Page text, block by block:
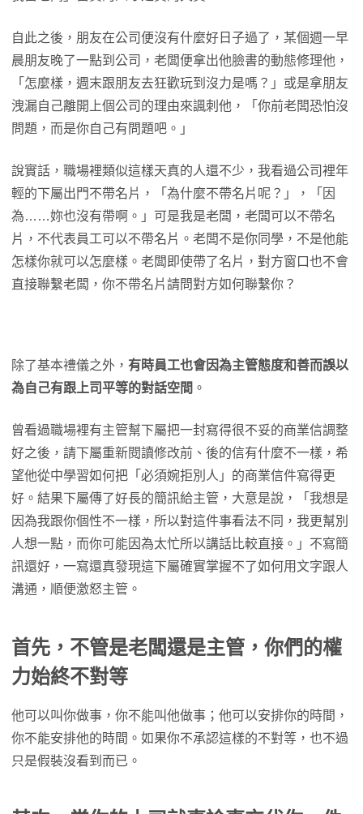
自此之後，朋友在公司便沒有什麼好日子過了，某個週一早
晨朋友晚了一點到公司，老闆便拿出他臉書的動態修理他，
「怎麼樣，週末跟朋友去狂歡玩到沒力是嗎？」或是拿朋友
洩漏自己離開上個公司的理由來諷刺他，「你前老闆恐怕沒
問題，而是你自己有問題吧。」
說實話，職場裡類似這樣天真的人還不少，我看過公司裡年
輕的下屬出門不帶名片，「為什麼不帶名片呢？」，「因
為……妳也沒有帶啊。」可是我是老闆，老闆可以不帶名
片，不代表員工可以不帶名片。老闆不是你同學，不是他能
怎樣你就可以怎麼樣。老闆即使帶了名片，對方窗口也不會
直接聯繫老闆，你不帶名片請問對方如何聯繫你？
除了基本禮儀之外， 有時員工也會因為主管態度和善而誤以
為自己有跟上司平等的對話空間 。
曾看過職場裡有主管幫下屬把一封寫得很不妥的商業信調整
好之後，請下屬重新閱讀修改前、後的信有什麼不一樣，希
望他從中學習如何把「必須婉拒別人」的商業信件寫得更
好。結果下屬傳了好長的簡訊給主管，大意是說，「我想是
因為我跟你個性不一樣，所以對這件事看法不同，我更幫別
人想一點，而你可能因為太忙所以講話比較直接。」不寫簡
訊還好，一寫還真發現這下屬確實掌握不了如何用文字跟人
溝通，順便激怒主管。
首先，不管是老闆還是主管，你們的權
力始終不對等
他可以叫你做事，你不能叫他做事；他可以安排你的時間，
你不能安排他的時間。如果你不承認這樣的不對等，也不過
只是假裝沒看到而已。